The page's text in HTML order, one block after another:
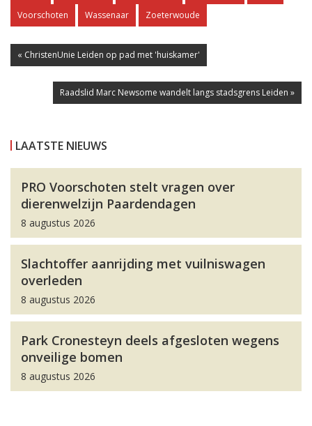
Voorschoten
Wassenaar Zoeterwoude
« ChristenUnie Leiden op pad met 'huiskamer'
Raadslid Marc Newsome wandelt langs stadsgrens Leiden »
LAATSTE NIEUWS
PRO Voorschoten stelt vragen over
dierenwelzijn Paardendagen
8 augustus 2026
Slachtoffer aanrijding met vuilniswagen
overleden
8 augustus 2026
Park Cronesteyn deels afgesloten wegens
onveilige bomen
8 augustus 2026